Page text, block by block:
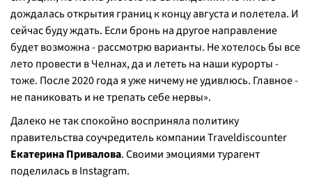
дождалась открытия границ к концу августа и полетела. И
сейчас буду ждать. Если бронь на другое направление
будет возможна - рассмотрю варианты. Не хотелось бы все
лето провести в Челнах, да и лететь на наши курорты -
тоже. После 2020 года я уже ничему не удивлюсь. Главное -
не паниковать и не трепать себе нервы».
Далеко не так спокойно восприняла политику
правительства соучредитель компании Traveldiscounter
Екатерина Привалова. Своими эмоциями турагент
поделилась в Instagram.